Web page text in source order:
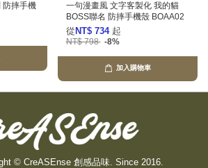
防摔手機
一句漫畫風 文字客製化 我的貓
BOSS聯名 防摔手機殼 BOAA02
從 NT$ 734 起
NT$ 798 -8%
加入購物車
© CreASEnse 創感品味. Since 2016.